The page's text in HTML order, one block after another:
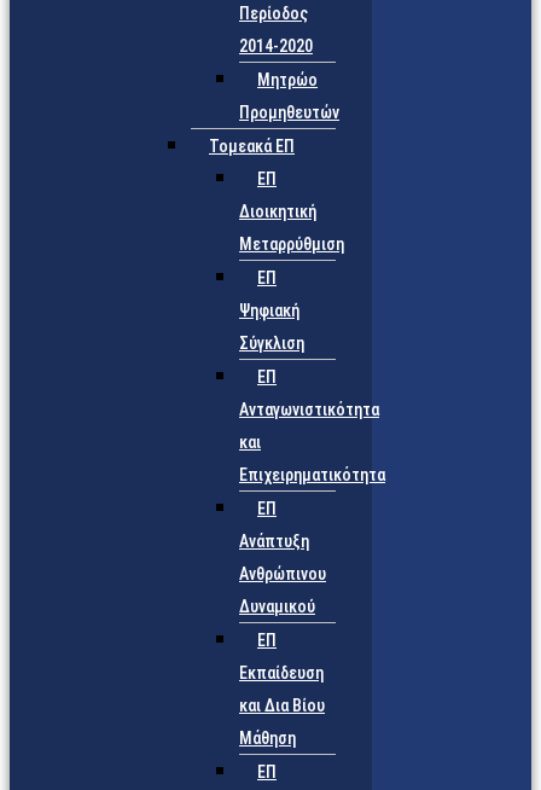
Περίοδος
2014-2020
Μητρώο
Προμηθευτών
Τομεακά ΕΠ
ΕΠ
Διοικητική
Μεταρρύθμιση
ΕΠ
Ψηφιακή
Σύγκλιση
ΕΠ
Ανταγωνιστικότητα
και
Επιχειρηματικότητα
ΕΠ
Ανάπτυξη
Ανθρώπινου
Δυναμικού
ΕΠ
Εκπαίδευση
και Δια Βίου
Μάθηση
ΕΠ